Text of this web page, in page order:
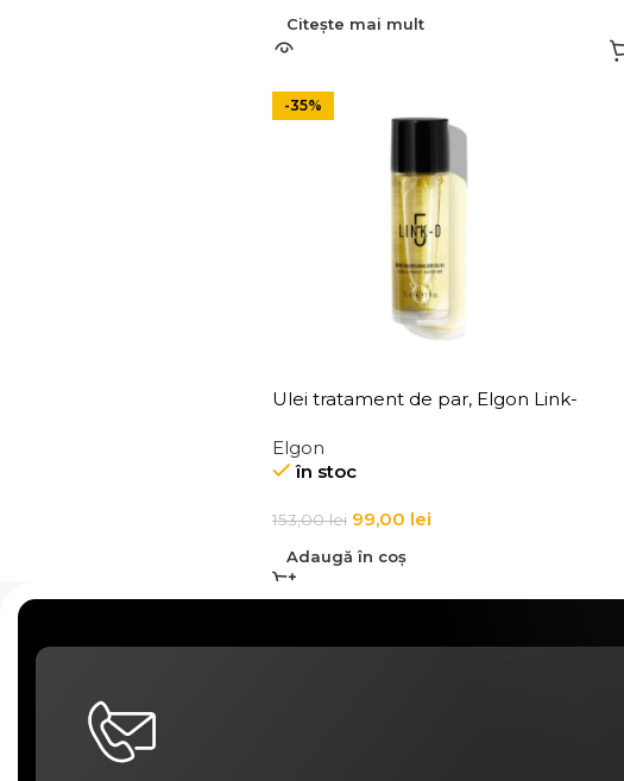
Citește mai mult
-35%
Ulei tratament de par, Elgon Link-
Elgon
în stoc
153,00lei 99,00 lei
Adaugă în coș